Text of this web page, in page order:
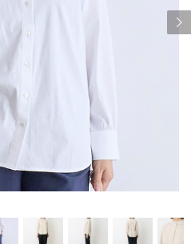
Next